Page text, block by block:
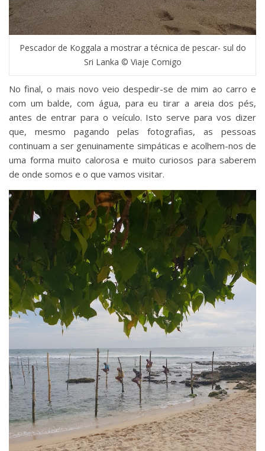
Pescador de Koggala a mostrar a técnica de pescar- sul do
Sri Lanka © Viaje Comigo
No final, o mais novo veio despedir-se de mim ao carro e
com um balde, com água, para eu tirar a areia dos pés,
antes de entrar para o veículo. Isto serve para vos dizer
que, mesmo pagando pelas fotografias, as pessoas
continuam a ser genuinamente simpáticas e acolhem-nos de
uma forma muito calorosa e muito curiosos para saberem
de onde somos e o que vamos visitar.